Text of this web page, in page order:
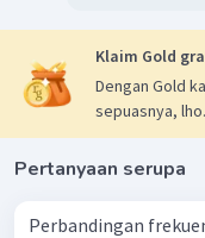
Klaim Gold
Dengan Gold
sepuasnya, lho.
Pertanyaan serupa
Perbandingan